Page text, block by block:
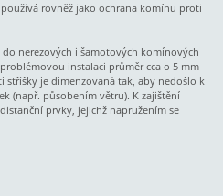
rovněž jako ochrana komínu proti
nerezových i šamotových komínových
instalaci průměr cca o 5 mm
stříšky je dimenzovaná tak, aby nedošlo k
(např. působením větru). K zajištění
prvky, jejichž napružením se